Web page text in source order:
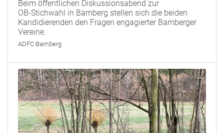
Beim öffentlichen Diskussionsabend zur
OB‑Stichwahl in Bamberg stellen sich die beiden
Kandidierenden den Fragen engagierter Bamberger
Vereine.
ADFC Bamberg